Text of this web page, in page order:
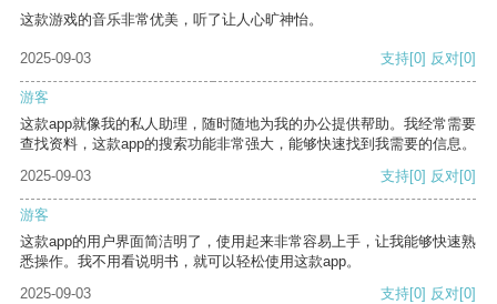
这款游戏的音乐非常优美，听了让人心旷神怡。
2025-09-03 支持[0] 反对[0]
游客
这款app就像我的私人助理，随时随地为我的办公提供帮助。我经常需要
查找资料，这款app的搜索功能非常强大，能够快速找到我需要的信息。
2025-09-03
支持[0] 反对[0]
游客
这款app的用户界面简洁明了，使用起来非常容易上手，让我能够快速熟
悉操作。我不用看说明书，就可以轻松使用这款app。
2025-09-03
支持[0] 反对[0]